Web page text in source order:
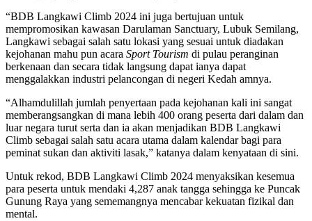
“BDB Langkawi Climb 2024 ini juga bertujuan untuk
mempromosikan kawasan Darulaman Sanctuary, Lubuk Semilang,
Langkawi sebagai salah satu lokasi yang sesuai untuk diadakan
kejohanan mahu pun acara Sport Tourism di pulau peranginan
berkenaan dan secara tidak langsung dapat ianya dapat
menggalakkan industri pelancongan di negeri Kedah amnya.
“Alhamdulillah jumlah penyertaan pada kejohanan kali ini sangat
memberangsangkan di mana lebih 400 orang peserta dari dalam dan
luar negara turut serta dan ia akan menjadikan BDB Langkawi
Climb sebagai salah satu acara utama dalam kalendar bagi para
peminat sukan dan aktiviti lasak,” katanya dalam kenyataan di sini.
Untuk rekod, BDB Langkawi Climb 2024 menyaksikan kesemua
para peserta untuk mendaki 4,287 anak tangga sehingga ke Puncak
Gunung Raya yang sememangnya mencabar kekuatan fizikal dan
mental.